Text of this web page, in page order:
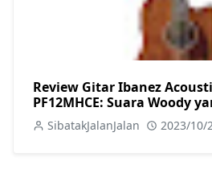
Review Gitar Ibanez
PF12MHCE: Suara Woody
SibatakJalanJalan 2023/10/